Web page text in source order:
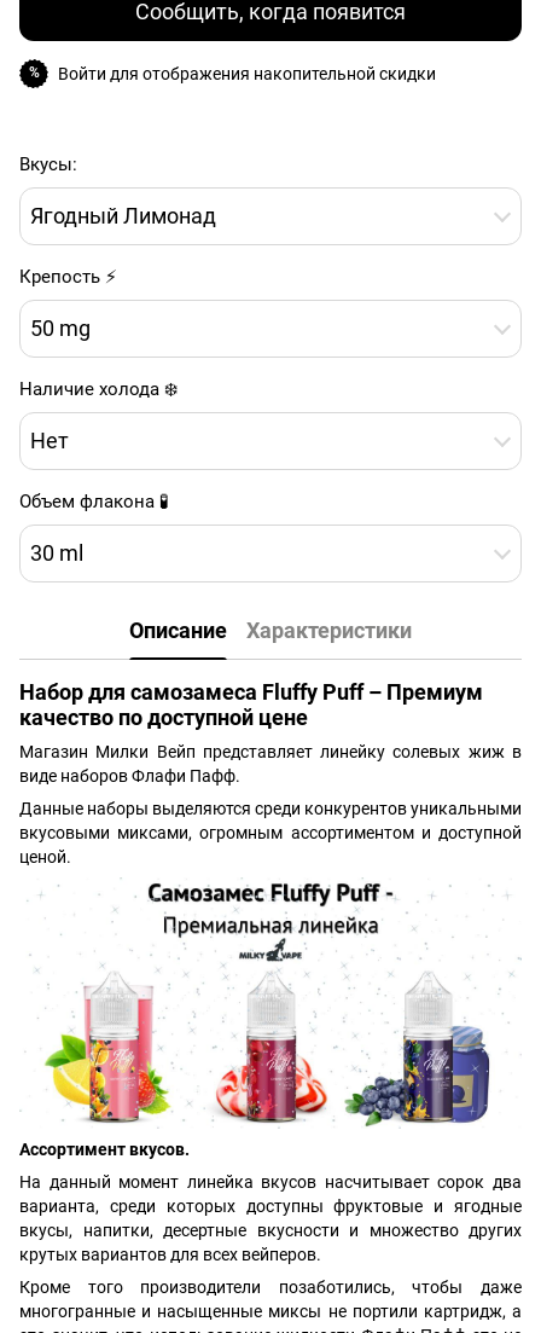
Сообщить, когда появится
% Войти для отображения накопительной скидки
Вкусы:
Ягодный Лимонад
Крепость ⚡
50 mg
Наличие холода ❄️
Нет
Объем флакона 🧪
30 ml
Описание Характеристики
Набор для самозамеса Fluffy Puff – Премиум
качество по доступной цене
Магазин Милки Вейп представляет линейку солевых жиж в
виде наборов Флафи Пафф.
Данные наборы выделяются среди конкурентов уникальными
вкусовыми миксами, огромным ассортиментом и доступной
ценой.
Ассортимент вкусов.
На данный момент линейка вкусов насчитывает сорок два
варианта, среди которых доступны фруктовые и ягодные
вкусы, напитки, десертные вкусности и множество других
крутых вариантов для всех вейперов.
Кроме того производители позаботились, чтобы даже
многогранные и насыщенные миксы не портили картридж, а